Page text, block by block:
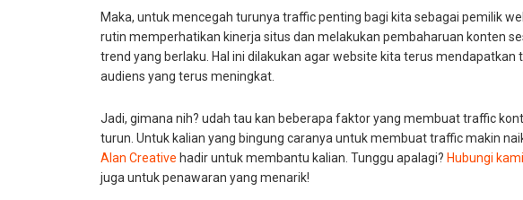
Maka, untuk mencegah turunya traffic penting bagi kita sebagai pemilik
rutin memperhatikan kinerja situs dan melakukan pembaharuan konten
trend yang berlaku. Hal ini dilakukan agar website kita terus mendapatkan
audiens yang terus meningkat.
Jadi, gimana nih? udah tau kan beberapa faktor yang membuat traffic
turun. Untuk kalian yang bingung caranya untuk membuat traffic makin
Alan Creative hadir untuk membantu kalian. Tunggu apalagi? Hubungi kami
juga untuk penawaran yang menarik!